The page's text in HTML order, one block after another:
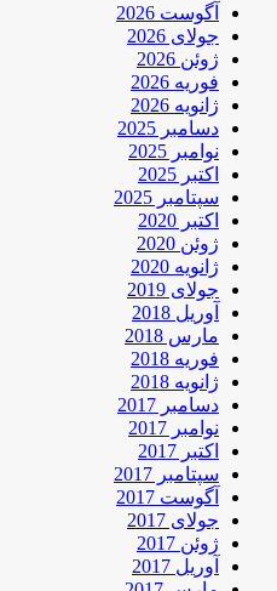
آگوست 2026
جولای 2026
ژوئن 2026
فوریه 2026
ژانویه 2026
دسامبر 2025
نوامبر 2025
اکتبر 2025
سپتامبر 2025
اکتبر 2020
ژوئن 2020
ژانویه 2020
جولای 2019
آوریل 2018
مارس 2018
فوریه 2018
ژانویه 2018
دسامبر 2017
نوامبر 2017
اکتبر 2017
سپتامبر 2017
آگوست 2017
جولای 2017
ژوئن 2017
آوریل 2017